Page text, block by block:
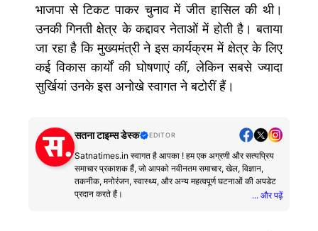
भाजपा से टिकट पाकर चुनाव में जीत हासिल की थी।
उनकी गिनती क्षेत्र के कद्दावर नेताओं में होती है। बताया
जा रहा है कि मुख्यमंत्री ने इस कार्यक्रम में क्षेत्र के लिए
कई विकास कार्यों की घोषणाएं कीं, लेकिन सबसे ज्यादा
सुर्खियां उनके इस अनोखे स्वागत ने बटोरीं हैं।
सतना टाइम्स डेस्क EDITOR
Satnatimes.in स्वागत है आपका ! हम एक अग्रणी और सत्यप्रिय
समाचार प्रकाशक हैं, जो आपको नवीनतम समाचार, खेल, विज्ञान,
तकनीक, मनोरंजन, स्वास्थ्य, और अन्य महत्वपूर्ण घटनाओं की अपडेट
प्रदान करते हैं।
... और पढ़ें